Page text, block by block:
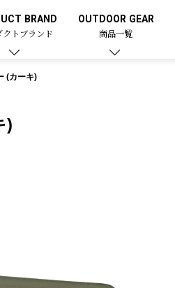
BRAND
クトブランド
OUTDOOR GEAR
商品一覧
(カーキ)
)